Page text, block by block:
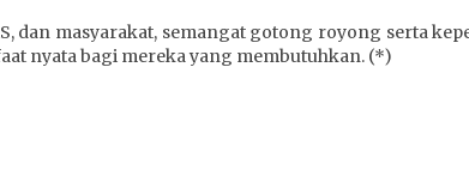
dan masyarakat, semangat gotong royong serta
nyata bagi mereka yang membutuhkan. (*)